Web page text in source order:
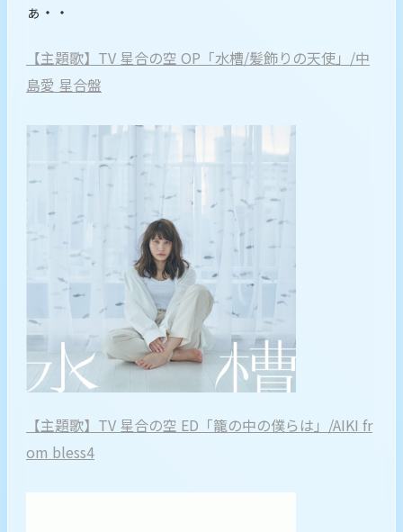
ぁ・・
【主題歌】TV 星合の空 OP「水槽/髪飾りの天使」/中
島愛 星合盤
【主題歌】TV 星合の空 ED「籠の中の僕らは」/AIKI fr
om bless4